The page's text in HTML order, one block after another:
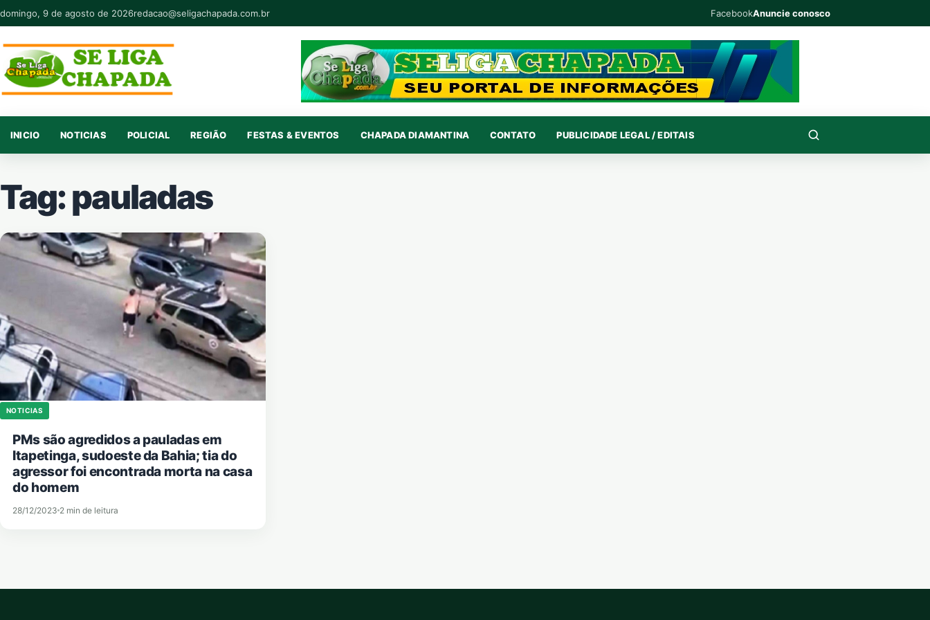
Pular para o conteúdo
domingo, 9 de agosto de 2026redacao@seligachapada.com.br FacebookAnuncie conosco
INICIO NOTICIAS POLICIAL REGIÃO FESTAS & EVENTOS CHAPADA DIAMANTINA CONTATO PUBLICIDADE LEGAL / EDITAIS
Tag:pauladas
NOTICIAS
PMs são agredidos a pauladas em
Itapetinga, sudoeste da Bahia; tia do
agressor foi encontrada morta na casa
do homem
28/12/2023 2 min de leitura